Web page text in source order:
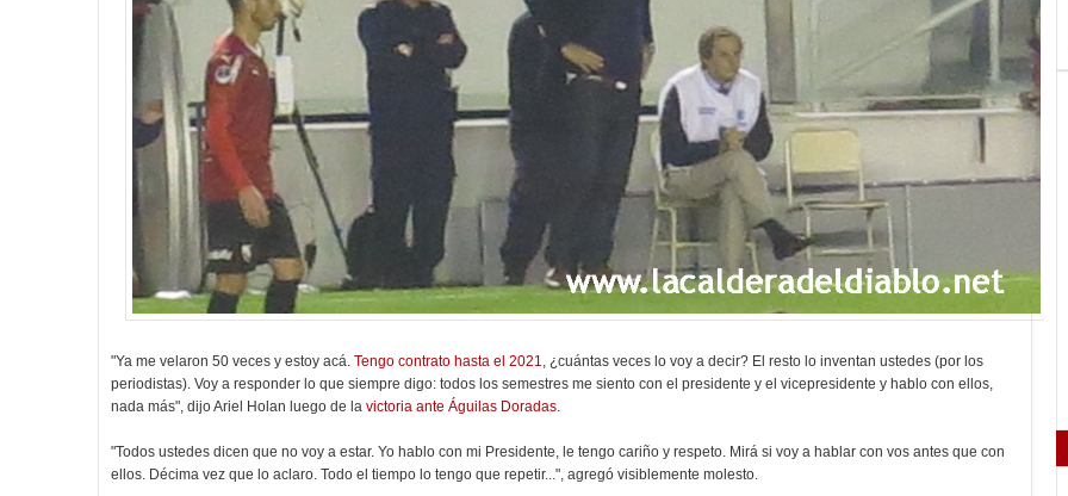
"Ya me velaron 50 veces y estoy acá. Tengo contrato hasta el 2021, ¿cuántas veces lo voy a decir? El resto lo inventan ustedes (por los
periodistas). Voy a responder lo que siempre digo: todos los semestres me siento con el presidente y el vicepresidente y hablo con ellos,
nada más", dijo Ariel Holan luego de la victoria ante Águilas Doradas.
"Todos ustedes dicen que no voy a estar. Yo hablo con mi Presidente, le tengo cariño y respeto. Mirá si voy a hablar con vos antes que con
ellos. Décima vez que lo aclaro. Todo el tiempo lo tengo que repetir...", agregó visiblemente molesto.